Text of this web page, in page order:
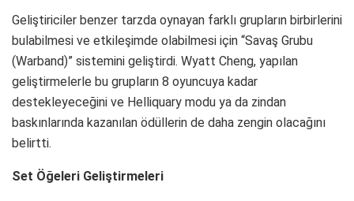
Geliştiriciler benzer tarzda oynayan farklı grupların birbirlerini
bulabilmesi ve etkileşimde olabilmesi için “Savaş Grubu
(Warband)” sistemini geliştirdi. Wyatt Cheng, yapılan
geliştirmelerle bu grupların 8 oyuncuya kadar
destekleyeceğini ve Helliquary modu ya da zindan
baskınlarında kazanılan ödüllerin de daha zengin olacağını
belirtti.
Set Öğeleri Geliştirmeleri